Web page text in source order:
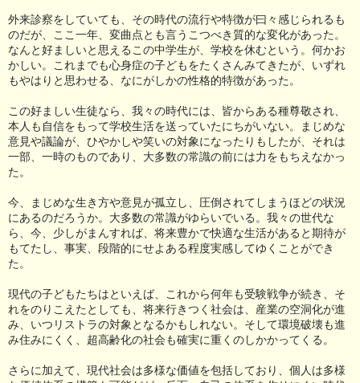
外来診察をしていても、その時代の流行や特徴が曰々感じられるも
のだが、ここ一年、変曲点とも言うこつべき質的な変化があった。
なんと好ましいと思えるこの中学生が、学校を休むという。何かお
かしい。これまでも心身症の子どもをたくさんみてきたが、いずれ
もやはりと思わせる、なにがしかの性格的特徴があった。
この好ましい生徒なら、我々の時代には、皆からある種尊敬され、
本人も自信をもって学校生活を送っていたにちがいない。まじめな
意見や議論が、ひやかしや笑いの対象になったりもしたが、それは
一部、一時のものであり、大多数の常識の前には力をもちえなかっ
た。
今、まじめな生き方や意見が孤立し、圧倒されてしまうほどの状況
にあるのだろうか。大多数の常識がゆらいでいる。我々の世代な
ら、今、少しがまんすれば、将来豊かで快適な生活があると期待が
もてたし、事実、段階的にせよある程度実感してゆくことができ
た。
現代の子どもたちはといえば、これから何年も受験戦争が続き、そ
れをのりこえたとしても、将来行きつく社会は、産業の空洞化が進
み、いつリストラの対象となるかもしれない。そして環境破壊も進
み住みにくく、超高齢化の社会も確実に重くのしかかってくる。
さらに加えて、現代社会は多様な価値を包括しており、個人は多様